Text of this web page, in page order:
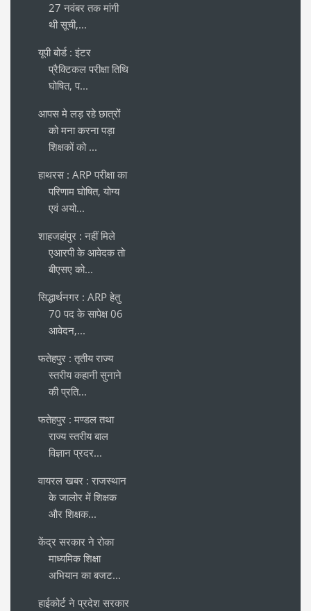
27 नवंबर तक मांगी
थी सूची,...
यूपी बोर्ड : इंटर
प्रैक्टिकल परीक्षा तिथि
घोषित, प...
आपस मे लड़ रहे छात्रों
को मना करना पड़ा
शिक्षकों को ...
हाथरस : ARP परीक्षा का
परिणाम घोषित, योग्य
एवं अयो...
शाहजहांपुर : नहीं मिले
एआरपी के आवेदक तो
बीएसए को...
सिद्धार्थनगर : ARP हेतु
70 पद के सापेक्ष 06
आवेदन,...
फतेहपुर : तृतीय राज्य
स्तरीय कहानी सुनाने
की प्रति...
फतेहपुर : मण्डल तथा
राज्य स्तरीय बाल
विज्ञान प्रदर...
वायरल खबर : राजस्थान
के जालोर में शिक्षक
और शिक्षक...
केंद्र सरकार ने रोका
माध्यमिक शिक्षा
अभियान का बजट...
हाईकोर्ट ने प्रदेश सरकार